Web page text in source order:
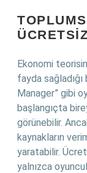
Ekonomi
fayda
Manager” gibi
başlangıçta
görünebilir.
kaynakların
yaratabilir.
yalnızca